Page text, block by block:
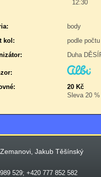
12:30
body
kol:
podle
Duha
20 Kč
Sleva 20
Jakub Těšínský
529; +420 777 852 582